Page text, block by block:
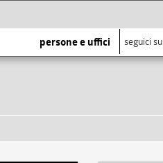
persone e uffici seguici su